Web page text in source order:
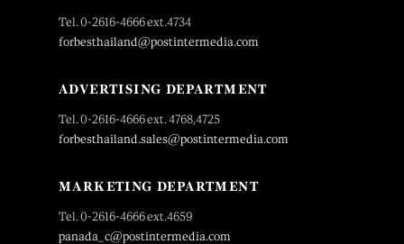
Tel. 0-2616-4666 ext.4734
forbesthailand@postintermedia.com
ADVERTISING DEPARTMENT
Tel. 0-2616-4666 ext. 4768,4725
forbesthailand.sales@postintermedia.com
MARKETING DEPARTMENT
Tel. 0-2616-4666 ext.4659
panada_c@postintermedia.com